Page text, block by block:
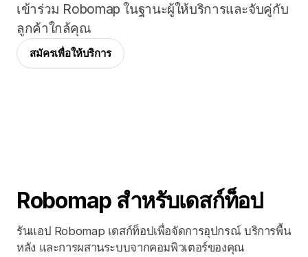
เข้าร่วม Robomap ในฐานะผู้ให้บริการและจับคู่กับ
ลูกค้าใกล้คุณ
สมัครเพื่อให้บริการ
Robomap สำหรับเดสก์ท็อป
รันแอป Robomap เดสก์ท็อปเพื่อจัดการอุปกรณ์ บริการพื้น
หลัง และการผสานระบบจากคอมพิวเตอร์ของคุณ